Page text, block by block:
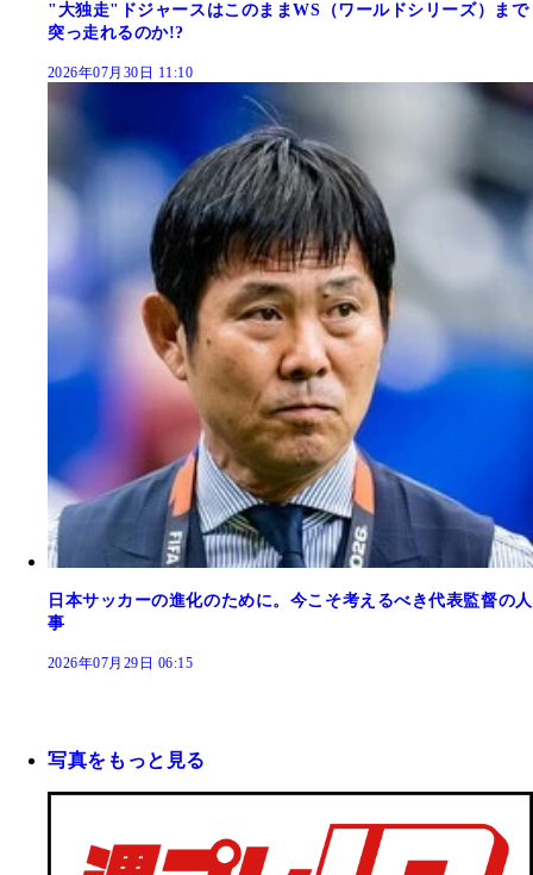
"大独走"ドジャースはこのままWS（ワールドシリーズ）まで
突っ走れるのか!?
2026年07月30日 11:10
日本サッカーの進化のために。今こそ考えるべき代表監督の人
事
2026年07月29日 06:15
写真をもっと見る